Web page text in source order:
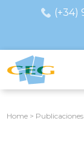
(+34)
Home > Publicaciones